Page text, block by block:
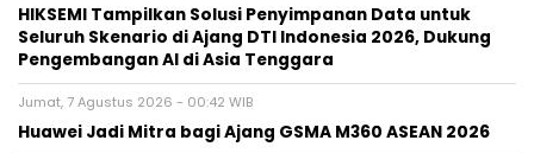
HIKSEMI Tampilkan Solusi Penyimpanan Data untuk
Seluruh Skenario di Ajang DTI Indonesia 2026, Dukung
Pengembangan AI di Asia Tenggara
Jumat, 7 Agustus 2026 - 00:42 WIB
Huawei Jadi Mitra bagi Ajang GSMA M360 ASEAN 2026